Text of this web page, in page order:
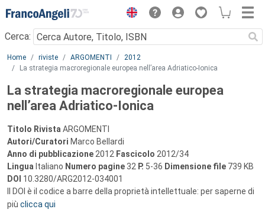
Menu
Cerca:
Main content
Home riviste ARGOMENTI
2012
La strategia macroregionale europea nell’area Adriatico-Ionica
La strategia macroregionale europea
nell’area Adriatico-Ionica
Titolo Rivista ARGOMENTI
Autori/Curatori Marco Bellardi
Anno di pubblicazione 2012 Fascicolo 2012/34
Lingua Italiano Numero pagine 32 P. 5-36 Dimensione file 739 KB
DOI 10.3280/ARG2012-034001
Il DOI è il codice a barre della proprietà intellettuale: per saperne di
più clicca qui